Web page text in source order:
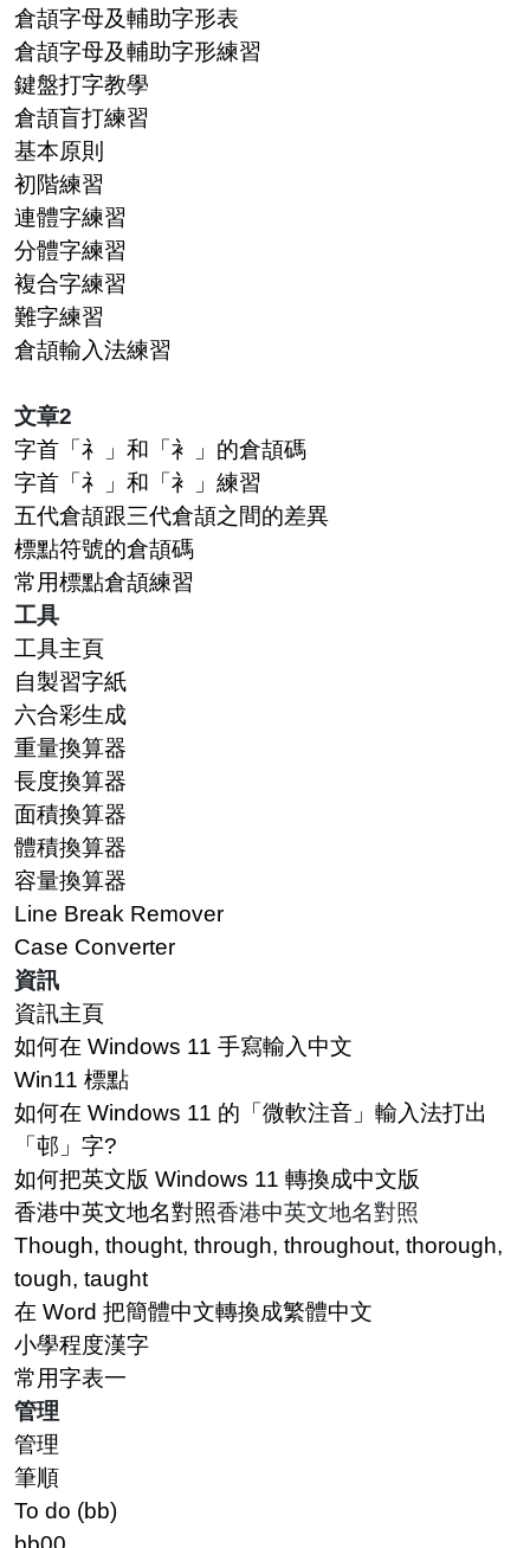
倉頡字母及輔助字形表
倉頡字母及輔助字形練習
鍵盤打字教學
倉頡盲打練習
基本原則
初階練習
連體字練習
分體字練習
複合字練習
難字練習
倉頡輸入法練習
文章2
字首「礻」和「衤」的倉頡碼
字首「礻」和「衤」練習
五代倉頡跟三代倉頡之間的差異
標點符號的倉頡碼
常用標點倉頡練習
工具
工具主頁
自製習字紙
六合彩生成
重量換算器
長度換算器
面積換算器
體積換算器
容量換算器
Line Break Remover
Case Converter
資訊
資訊主頁
如何在 Windows 11 手寫輸入中文
Win11 標點
如何在 Windows 11 的「微軟注音」輸入法打出
「邨」字?
如何把英文版 Windows 11 轉換成中文版
香港中英文地名對照香港中英文地名對照
Though, thought, through, throughout, thorough,
tough, taught
在 Word 把簡體中文轉換成繁體中文
小學程度漢字
常用字表一
管理
管理
筆順
To do (bb)